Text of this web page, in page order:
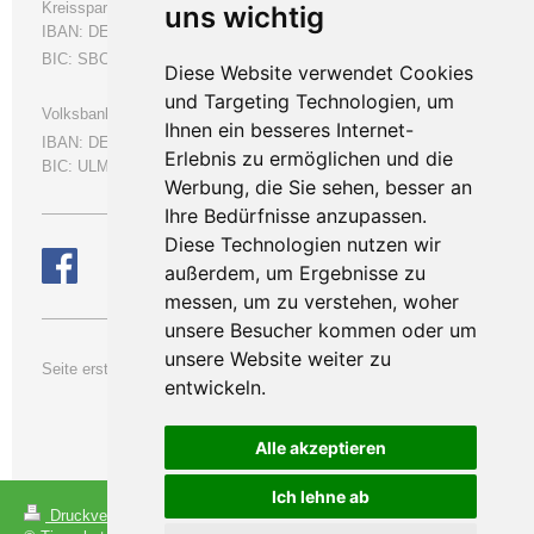
uns wichtig
Diese Website verwendet Cookies
und Targeting Technologien, um
Ihnen ein besseres Internet-
Erlebnis zu ermöglichen und die
Werbung, die Sie sehen, besser an
Ihre Bedürfnisse anzupassen.
Diese Technologien nutzen wir
außerdem, um Ergebnisse zu
messen, um zu verstehen, woher
unsere Besucher kommen oder um
unsere Website weiter zu
entwickeln.
Alle akzeptieren
Ich lehne ab
Kreissparkasse Biberach
IBAN: DE66654500700000053538
BIC: SBCRDE66
Volksbank Ulm-Biberach eG
IBAN: DE50630901000109664000
BIC: ULMVDE66
Seite erstellt am: 04. Oktober 2015
letzte Änderung:
05. August 2026
Druckversion
Sitemap
Login